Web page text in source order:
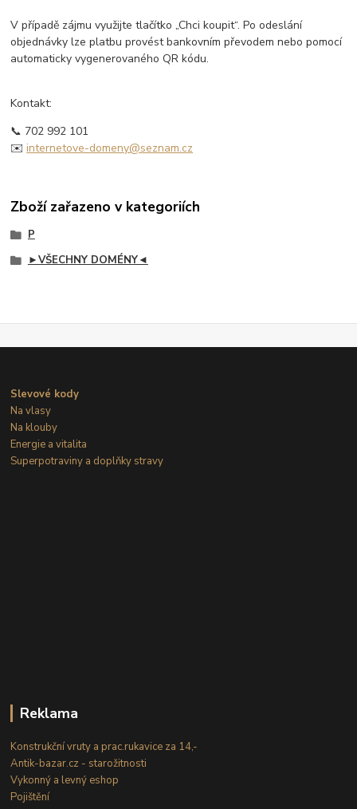
V případě zájmu využijte tlačítko „Chci koupit“. Po odeslání
objednávky lze platbu provést bankovním převodem nebo pomocí
automaticky vygenerovaného QR kódu.
Kontakt:
📞 702 992 101
✉️internetove-domeny@seznam.cz
Zboží zařazeno v kategoriích
P
►VŠECHNY DOMÉNY◄
Slevové kody
Na vlasy
Na klouby
Energie a vitalita
Superpotraviny a doplňky stravy
Reklama
Konstrukční vruty a prac.rukavice za 14,-
Antik-bazar.cz - starožitnosti
Vykonný a levný eshop
Pojištění